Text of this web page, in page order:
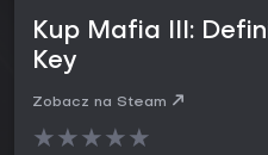
Kup Mafia III:
Key
Zobacz na Steam
★★★★★